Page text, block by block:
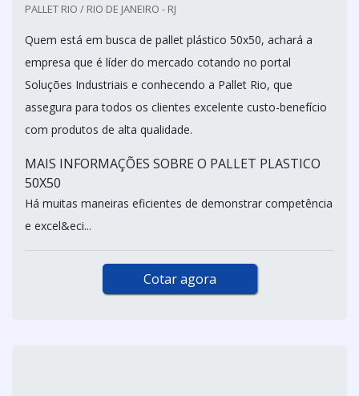
PALLET RIO / RIO DE JANEIRO - RJ
Quem está em busca de pallet plástico 50x50, achará a
empresa que é líder do mercado cotando no portal
Soluções Industriais e conhecendo a Pallet Rio, que
assegura para todos os clientes excelente custo-benefício
com produtos de alta qualidade.
MAIS INFORMAÇÕES SOBRE O PALLET PLASTICO
50X50
Há muitas maneiras eficientes de demonstrar competência
e excel&eci...
Cotar agora